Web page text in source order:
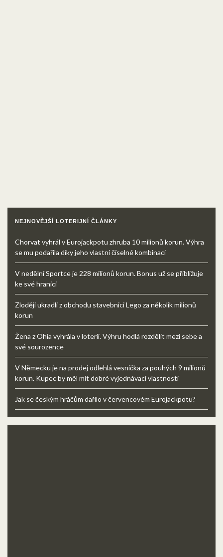
NEJNOVĚJŠÍ LOTERIJNÍ ČLÁNKY
Chorvat vyhrál v Eurojackpotu zhruba 10 milionů korun. Výhra
se mu podařila díky jeho vlastní číselné kombinaci
V nedělní Sportce je 228 milionů korun. Bonus už se přibližuje
ke své hranici
Zloději ukradli z obchodu stavebnici Lego za několik milionů
korun
Žena z Ohia vyhrála v loterii. Výhru hodlá rozdělit mezi sebe a
své sourozence
V Německu je na prodej odlehlá vesnička za pouhých 9 milionů
korun. Kupec by měl mít dobré vyjednávací vlastnosti
Jak se českým hráčům dařilo v červencovém Eurojackpotu?